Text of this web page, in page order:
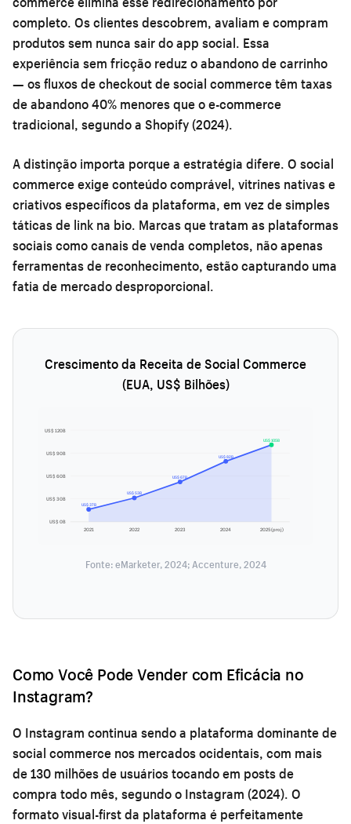
completo. Os clientes descobrem, avaliam e compram
produtos sem nunca sair do app social. Essa
experiência sem fricção reduz o abandono de carrinho
— os fluxos de checkout de social commerce têm taxas
de abandono 40% menores que o e-commerce
tradicional, segundo a Shopify (2024).
A distinção importa porque a estratégia difere. O social
commerce exige conteúdo comprável, vitrines nativas e
criativos específicos da plataforma, em vez de simples
táticas de link na bio. Marcas que tratam as plataformas
sociais como canais de venda completos, não apenas
ferramentas de reconhecimento, estão capturando uma
fatia de mercado desproporcional.
Crescimento da Receita de Social Commerce
(EUA, US$ Bilhões)
US$ 0B
US$ 30B
US$ 60B
US$ 90B
US$ 120B
2021 2022 2023 2024 2025 (proj)
US$ 37B
US$ 53B
US$ 67B
US$ 82B
US$ 105B
Fonte: eMarketer, 2024; Accenture, 2024
Como Você Pode Vender com Eficácia no
Instagram?
O Instagram continua sendo a plataforma dominante de
social commerce nos mercados ocidentais, com mais
de 130 milhões de usuários tocando em posts de
compra todo mês, segundo o Instagram (2024). O
formato visual-first da plataforma é perfeitamente